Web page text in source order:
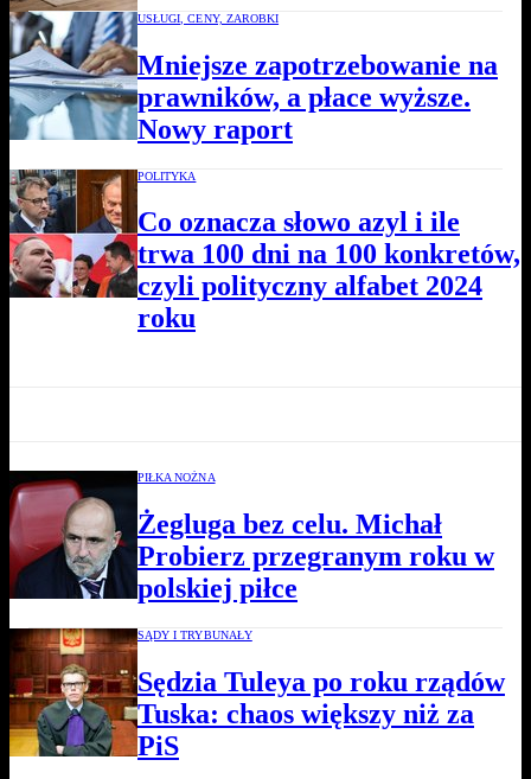
USŁUGI, CENY, ZAROBKI
Mniejsze zapotrzebowanie na
prawników, a płace wyższe.
Nowy raport
POLITYKA
Co oznacza słowo azyl i ile
trwa 100 dni na 100 konkretów,
czyli polityczny alfabet 2024
roku
PIŁKA NOŻNA
Żegluga bez celu. Michał
Probierz przegranym roku w
polskiej piłce
SĄDY I TRYBUNAŁY
Sędzia Tuleya po roku rządów
Tuska: chaos większy niż za
PiS